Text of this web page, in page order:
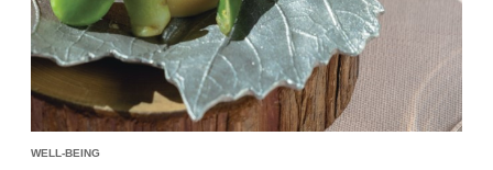
WELL-BEING